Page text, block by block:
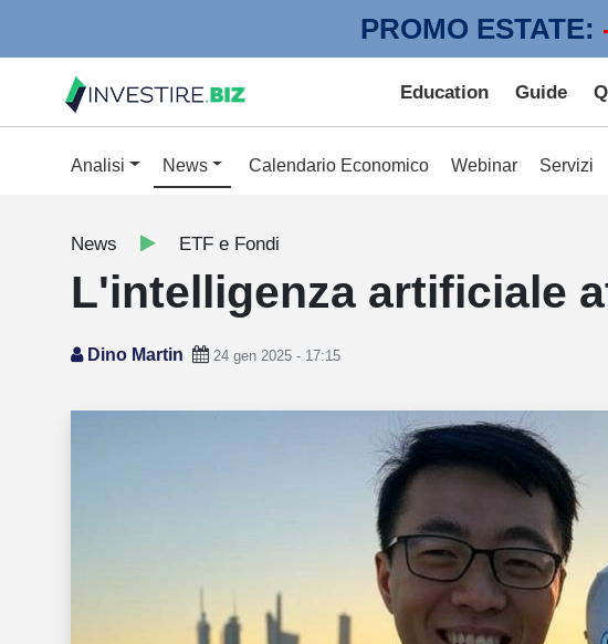
PROMO ESTATE:
Education Guide
Analisi News Calendario Economico Webinar Servizi
News ETF e Fondi
L'intelligenza artificiale
Dino Martin 24 gen 2025 - 17:15